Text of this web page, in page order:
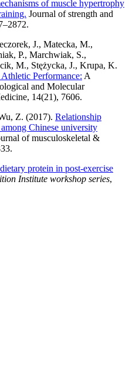
of muscle hypertrophy
Journal of strength and
J., Matecka, M.,
P., Marchwiak, S.,
M., Stężycka, J., Krupa, K.
Athletic Performance: A
and Molecular
14(21), 7606.
Z. (2017). Relationship
Chinese university
of musculoskeletal &
protein in post-exercise
Institute workshop series,